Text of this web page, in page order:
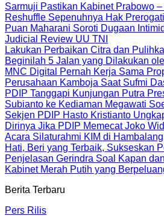
Sarmuji Pastikan Kabinet Prabowo
Reshuffle Sepenuhnya Hak
Puan Maharani Soroti Dugaan
Judicial Review UU TNI
Lakukan Perbaikan Citra dan
Beginilah 5 Jalan yang Dilakukan
MNC Digital Pernah Kerja Sama
Perusahaan Kamboja Saat Sufmi
PDIP Tanggapi Kunjungan Putra
Subianto ke Kediaman Megawati
Sekjen PDIP Hasto Kristianto
Dirinya Jika PDIP Memecat Joko
Acara Silaturahmi KIM di
Hati, Beri yang Terbaik, Sukseskan
Penjelasan Gerindra Soal Kapan
Kabinet Merah Putih yang
Berita Terbaru
Pers Rilis